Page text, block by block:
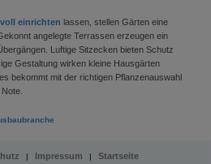
einrichten lassen, stellen Gärten eine
angelegte Terrassen erzeugen ein
Luftige Sitzecken bieten Schutz
Gestaltung wirken kleine Hausgärten
bekommt mit der richtigen Pflanzenauswahl
| Impressum | Startseite